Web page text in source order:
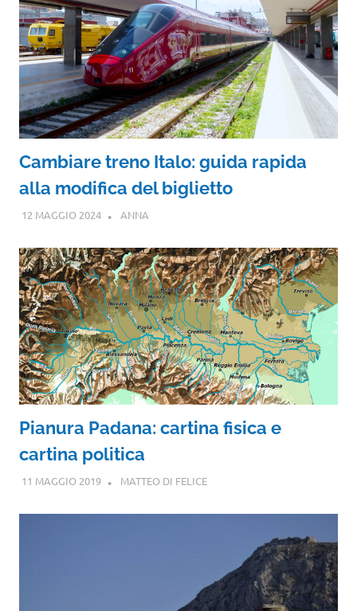
Cambiare treno Italo: guida rapida
alla modifica del biglietto
12 MAGGIO 2024 ANNA
Pianura Padana: cartina fisica e
cartina politica
11 MAGGIO 2019 MATTEO DI FELICE